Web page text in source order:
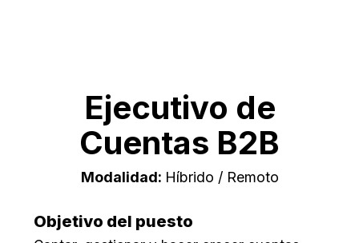
Ejecutivo de
Cuentas B2B
Modalidad: Híbrido / Remoto
Objetivo del puesto